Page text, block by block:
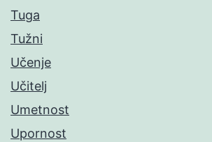
Tuga
Tužni
Učenje
Učitelj
Umetnost
Upornost